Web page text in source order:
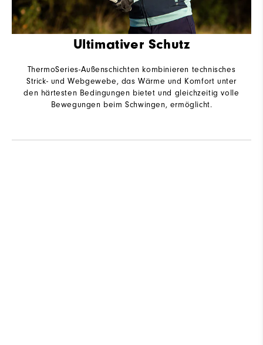
Ultimativer Schutz
ThermoSeries-Außenschichten kombinieren technisches
Strick- und Webgewebe, das Wärme und Komfort unter
den härtesten Bedingungen bietet und gleichzeitig volle
Bewegungen beim Schwingen, ermöglicht.